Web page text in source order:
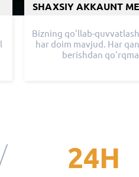
SHAXSIY AKKAUNT
Bizning qo'llab-
har doim mavjud. Har
berishdan
24H